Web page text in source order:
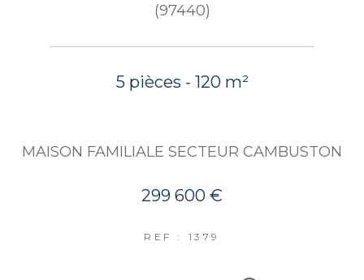
(97440)
5 pièces - 120 m²
MAISON FAMILIALE SECTEUR CAMBUSTON
299 600 €
REF : 1379